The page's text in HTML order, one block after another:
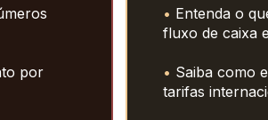
por
• Entenda o
fluxo de caixa
• Saiba como
tarifas